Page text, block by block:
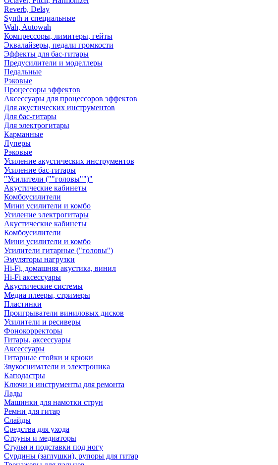
Reverb, Delay
Synth и специальные
Wah, Autowah
Компрессоры, лимитеры, гейты
Эквалайзеры, педали громкости
Эффекты для бас-гитары
Предусилители и моделлеры
Педальные
Рэковые
Процессоры эффектов
Аксессуары для процессоров эффектов
Для акустических инструментов
Для бас-гитары
Для электрогитары
Карманные
Луперы
Рэковые
Усиление акустических инструментов
Усиление бас-гитары
"Усилители (""головы"")"
Акустические кабинеты
Комбоусилители
Мини усилители и комбо
Усиление электрогитары
Акустические кабинеты
Комбоусилители
Мини усилители и комбо
Усилители гитарные ("головы")
Эмуляторы нагрузки
Hi-Fi, домашняя акустика, винил
Hi-Fi аксессуары
Акустические системы
Медиа плееры, стримеры
Пластинки
Проигрыватели виниловых дисков
Усилители и ресиверы
Фонокорректоры
Гитары, аксессуары
Аксессуары
Гитарные стойки и крюки
Звукосниматели и электроника
Каподастры
Ключи и инструменты для ремонта
Лады
Машинки для намотки струн
Ремни для гитар
Слайды
Средства для ухода
Струны и медиаторы
Стулья и подставки под ногу
Сурдины (заглушки), рупоры для гитар